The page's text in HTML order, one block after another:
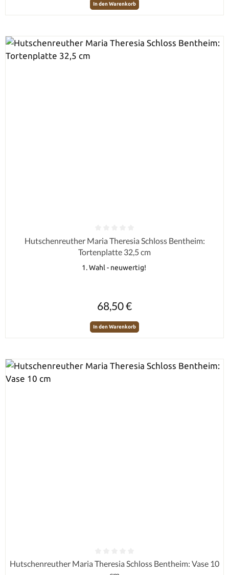
In den Warenkorb
Durchschnittliche Bewertung von 0 von 5 Sternen
Hutschenreuther Maria Theresia Schloss Bentheim:
Tortenplatte 32,5 cm
1. Wahl - neuwertig!
68,50 €
In den Warenkorb
Durchschnittliche Bewertung von 0 von 5 Sternen
Hutschenreuther Maria Theresia Schloss Bentheim: Vase 10